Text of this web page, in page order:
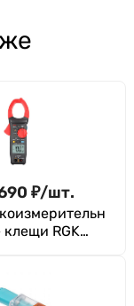
₽/шт.
клещи RGK